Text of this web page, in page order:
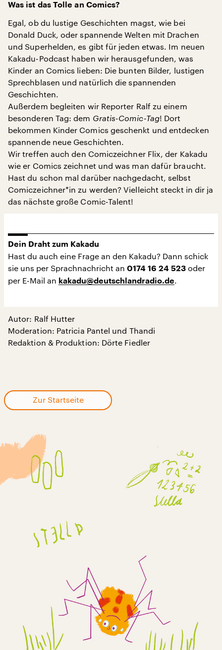
Was ist das Tolle an Comics?
Egal, ob du lustige Geschichten magst, wie bei
Donald Duck, oder spannende Welten mit Drachen
und Superhelden, es gibt für jeden etwas. Im neuen
Kakadu-Podcast haben wir herausgefunden, was
Kinder an Comics lieben: Die bunten Bilder, lustigen
Sprechblasen und natürlich die spannenden
Geschichten.
Außerdem begleiten wir Reporter Ralf zu einem
besonderen Tag: dem Gratis-Comic-Tag! Dort
bekommen Kinder Comics geschenkt und entdecken
spannende neue Geschichten.
Wir treffen auch den Comiczeichner Flix, der Kakadu
wie er Comics zeichnet und was man dafür braucht.
Hast du schon mal darüber nachgedacht, selbst
Comiczeichner*in zu werden? Vielleicht steckt in dir ja
das nächste große Comic-Talent!
Dein Draht zum Kakadu
Hast du auch eine Frage an den Kakadu? Dann schick
sie uns per Sprachnachricht an 0174 16 24 523 oder
per E-Mail an kakadu@deutschlandradio.de
Autor: Ralf Hutter
Moderation: Patricia Pantel und Thandi
Redaktion & Produktion: Dörte Fiedler
Zur Startseite